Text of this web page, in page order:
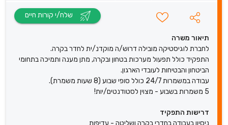
תיאור משרה
לחברת לוגיסטיקה מובילה דרוש/ה מוקדנ/ית לחדר בקרה.
התפקיד כולל תפעול מערכות בטחון ובקרה, מתן מענה ותמיכה בתחומי
הביטחון והבטיחות לעובדי הארגון.
עבודה במשמרות 24/7 כולל סופי שבוע (8 שעות משמרת).
5 משמרות בשבוע - מצוין לסטודנטים/יות!
דרישות התפקיד
ניסיון בעבודה בחדרי בקרה ושליטה - עדיפות